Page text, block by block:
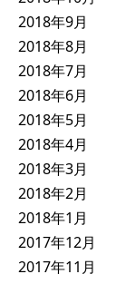
2018年9月
2018年8月
2018年7月
2018年6月
2018年5月
2018年4月
2018年3月
2018年2月
2018年1月
2017年12月
2017年11月